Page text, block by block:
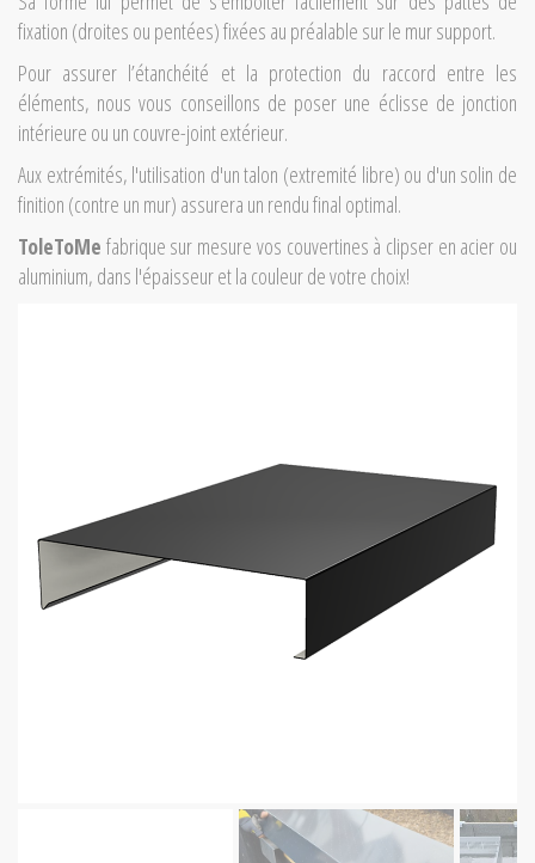
fixation (droites ou pentées) fixées au préalable sur le mur support.
Pour assurer l’étanchéité et la protection du raccord entre les
éléments, nous vous conseillons de poser une éclisse de jonction
intérieure ou un couvre-joint extérieur.
Aux extrémités, l'utilisation d'un talon (extremité libre) ou d'un solin de
finition (contre un mur) assurera un rendu final optimal.
ToleToMe fabrique sur mesure vos couvertines à clipser en acier ou
aluminium, dans l'épaisseur et la couleur de votre choix!